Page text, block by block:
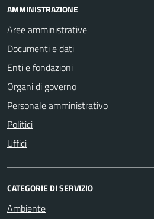
AMMINISTRAZIONE
Aree amministrative
Documenti e dati
Enti e fondazioni
Organi di governo
Personale amministrativo
Politici
Uffici
CATEGORIE DI SERVIZIO
Ambiente